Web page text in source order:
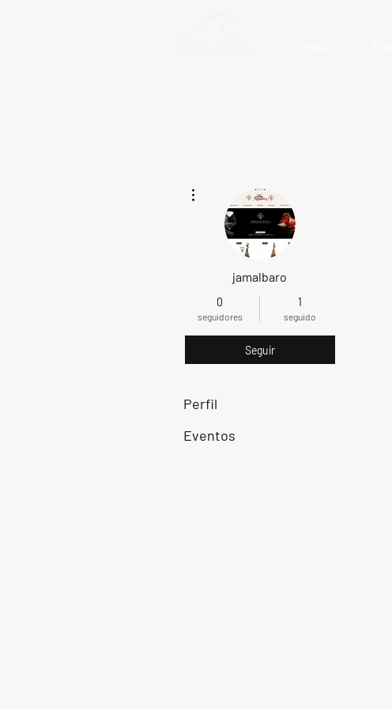
jamalbaro
0
seguidores
1
seguido
Seguir
Perfil
Eventos